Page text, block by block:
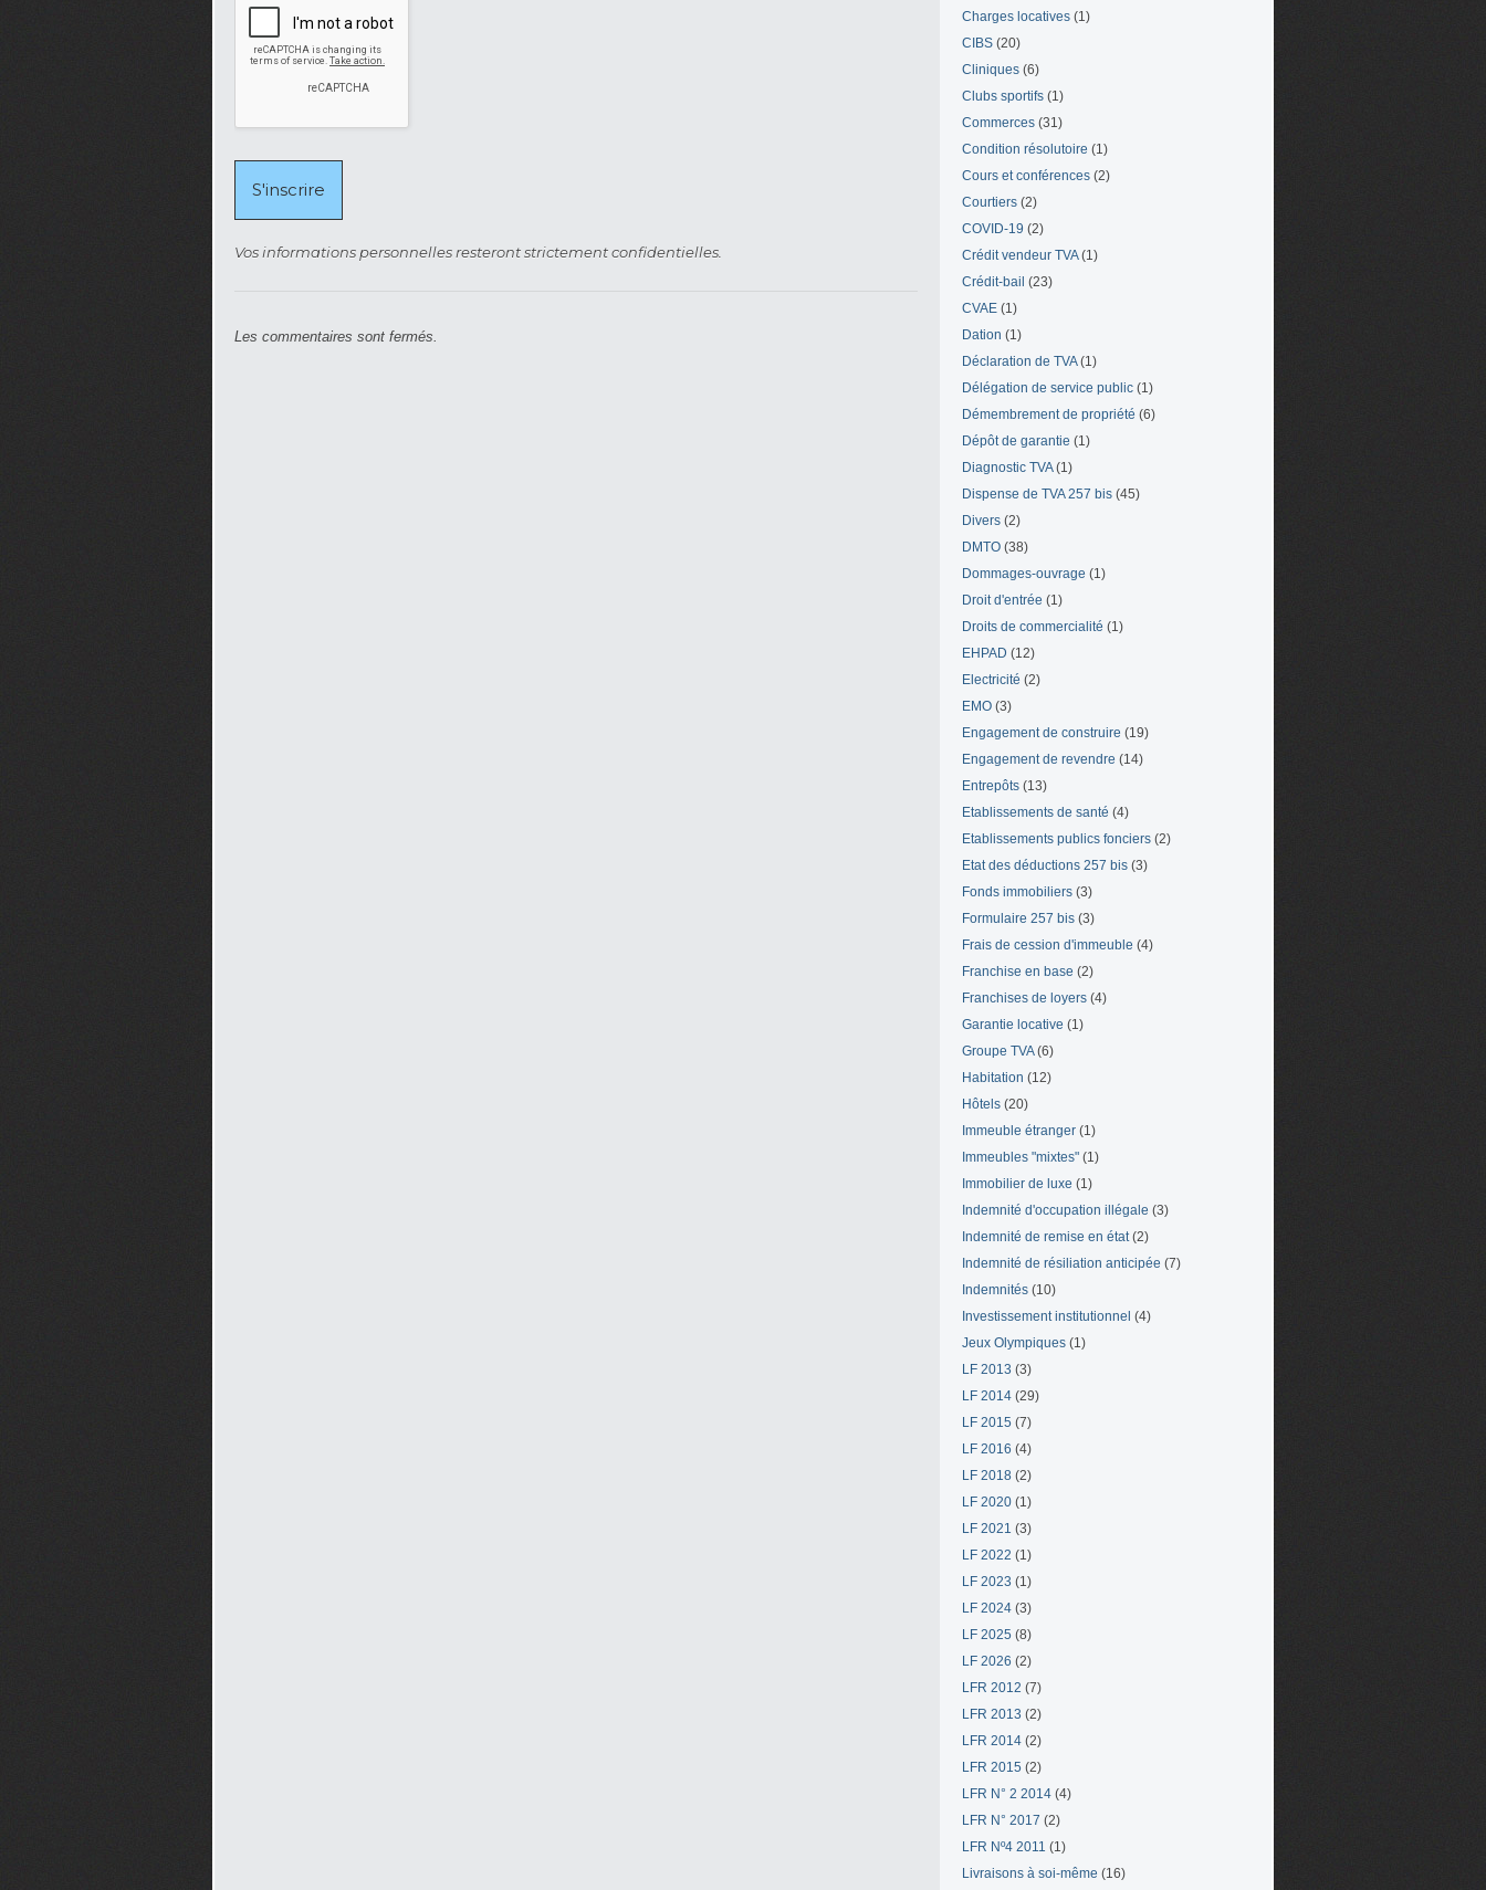
Vos informations personnelles resteront strictement confidentielles.
Les commentaires sont fermés.
Charges locatives (1)
CIBS (20)
Cliniques (6)
Clubs sportifs (1)
Commerces (31)
Condition résolutoire (1)
Cours et conférences (2)
Courtiers (2)
COVID-19 (2)
Crédit vendeur TVA(1)
Crédit-bail (23)
CVAE (1)
Dation (1)
Déclaration de TVA(1)
Délégation de service public (1)
Démembrement de propriété (6)
Dépôt de garantie (1)
Diagnostic TVA(1)
Dispense de TVA 257 bis (45)
Divers (2)
DMTO (38)
Dommages-ouvrage (1)
Droit d'entrée (1)
Droits de commercialité (1)
EHPAD (12)
Electricité (2)
EMO (3)
Engagement de construire (19)
Engagement de revendre (14)
Entrepôts (13)
Etablissements de santé (4)
Etablissements publics fonciers (2)
Etat des déductions 257 bis (3)
Fonds immobiliers (3)
Formulaire 257 bis (3)
Frais de cession d'immeuble (4)
Franchise en base (2)
Franchises de loyers (4)
Garantie locative (1)
Groupe TVA(6)
Habitation (12)
Hôtels (20)
Immeuble étranger (1)
Immeubles "mixtes" (1)
Immobilier de luxe (1)
Indemnité d'occupation illégale (3)
Indemnité de remise en état(2)
Indemnité de résiliation anticipée (7)
Indemnités (10)
Investissement institutionnel (4)
Jeux Olympiques (1)
LF 2013 (3)
LF 2014 (29)
LF 2015 (7)
LF 2016 (4)
LF 2018 (2)
LF 2020 (1)
LF 2021 (3)
LF 2022 (1)
LF 2023 (1)
LF 2024 (3)
LF 2025 (8)
LF 2026 (2)
LFR 2012 (7)
LFR 2013 (2)
LFR 2014 (2)
LFR 2015 (2)
LFR N° 2 2014 (4)
LFR N° 2017 (2)
LFR Nº4 2011 (1)
Livraisons à soi-même (16)